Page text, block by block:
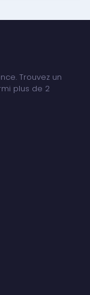
Trouvez un
plus de 2